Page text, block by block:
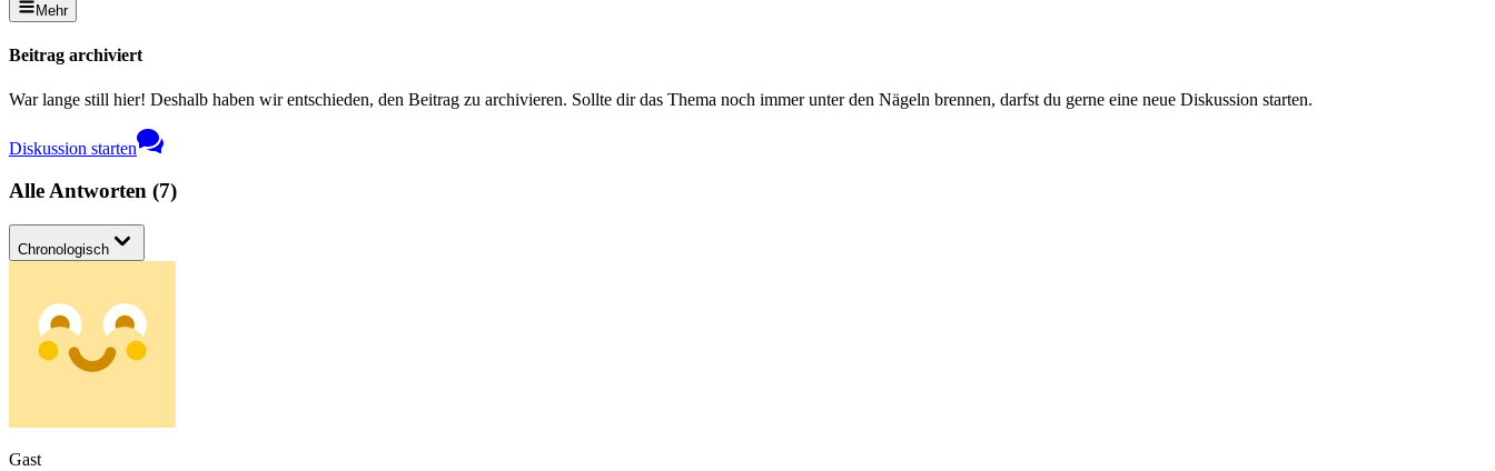
Mehr
Beitrag archiviert
War lange still hier! Deshalb haben wir entschieden, den Beitrag zu archivieren. Sollte dir das Thema noch immer unter den Nägeln brennen, darfst du gerne eine neue Diskussion starten.
Diskussion starten
Alle Antworten (7)
Chronologisch
Gast